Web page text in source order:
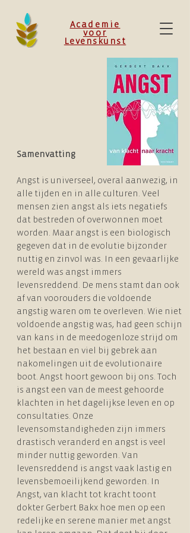
Academie
voor
Levenskunst
Samenvatting
Angst is universeel, overal aanwezig, in
alle tijden en in alle culturen. Veel
mensen zien angst als iets negatiefs
dat bestreden of overwonnen moet
worden. Maar angst is een biologisch
gegeven dat in de evolutie bijzonder
nuttig en zinvol was. In een gevaarlijke
wereld was angst immers
levensreddend. De mens stamt dan ook
af van voorouders die voldoende
angstig waren om te overleven. Wie niet
voldoende angstig was, had geen schijn
van kans in de meedogenloze strijd om
het bestaan en viel bij gebrek aan
nakomelingen uit de evolutionaire
boot. Angst hoort gewoon bij ons. Toch
is angst een van de meest gehoorde
klachten in het dagelijkse leven en op
consultaties. Onze
levensomstandigheden zijn immers
drastisch veranderd en angst is veel
minder nuttig geworden. Van
levensreddend is angst vaak lastig en
levensbemoeilijkend geworden. In
Angst, van klacht tot kracht toont
dokter Gerbert Bakx hoe men op een
redelijke en serene manier met angst